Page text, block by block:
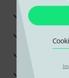
30 Tage
Beratung